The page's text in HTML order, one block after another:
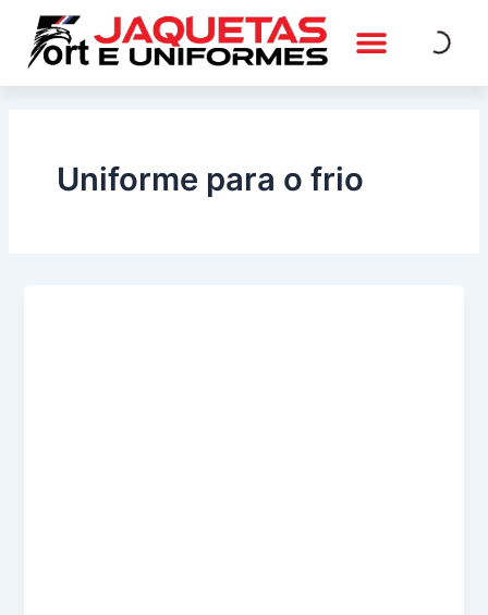
conteúdo
Uniforme para o frio